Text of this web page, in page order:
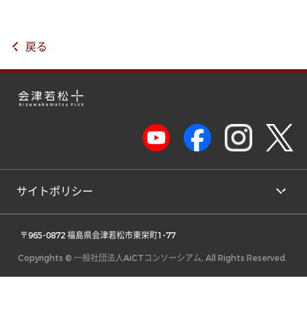
戻る
サイトポリシー
〒965-0872 福島県会津若松市東栄町1-77
Copyrights © 一般社団法人AiCTコンソーシアム, All Rights Reserved.